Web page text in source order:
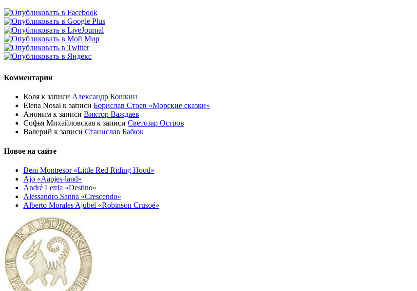
Комментарии
Коля к записи Александр Кошкин
Elena Nosal к записи Борислав Стоев «Морские сказки»
Аноним к записи Виктор Важдаев
Софья Михайловская к записи Светозар Остров
Валерий к записи Станислав Бабюк
Новое на сайте
Beni Montresor «Little Red Riding Hood»
Ajo «Aapjes-land»
André Letria «Destino»
Alessandro Sanna «Crescendo»
Alberto Morales Ajubel «Robinson Crusoé»